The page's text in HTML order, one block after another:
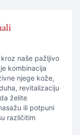
naše pažljivo
kombinacija
njege kože,
revitalizaciju
želite
ili potpuni
različitim